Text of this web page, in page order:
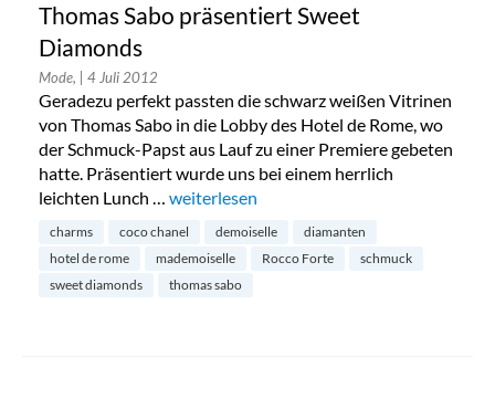
Thomas Sabo präsentiert Sweet
Diamonds
Mode, | 4 Juli 2012
Geradezu perfekt passten die schwarz weißen Vitrinen
von Thomas Sabo in die Lobby des Hotel de Rome, wo
der Schmuck-Papst aus Lauf zu einer Premiere gebeten
hatte. Präsentiert wurde uns bei einem herrlich
leichten Lunch … „Thomas Sabo präsentiert Sweet
weiterlesen
charms coco chanel demoiselle
diamanten
hotel de rome
mademoiselle Rocco Forte
schmuck
sweet diamonds
thomas sabo